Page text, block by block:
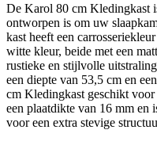
De Karol 80 cm Kledingkast
ontworpen is om uw
kast heeft een
witte kleur, beide met een
rustieke en stijlvolle
een diepte van 53,5 cm en
cm Kledingkast geschikt
een plaatdikte van 16 mm en
voor een extra stevige